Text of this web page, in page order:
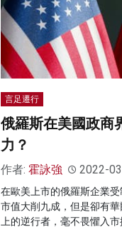
言足遷行
俄羅斯在美國政商
力？
作者: 霍詠強 2022-
在歐美上市的俄羅斯企業受
市值大削九成，但是卻有
上的逆行者，毫不畏懼入